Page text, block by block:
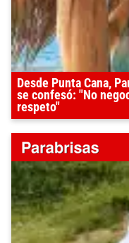
Desde Punta Cana,
se confesó: "No
respeto"